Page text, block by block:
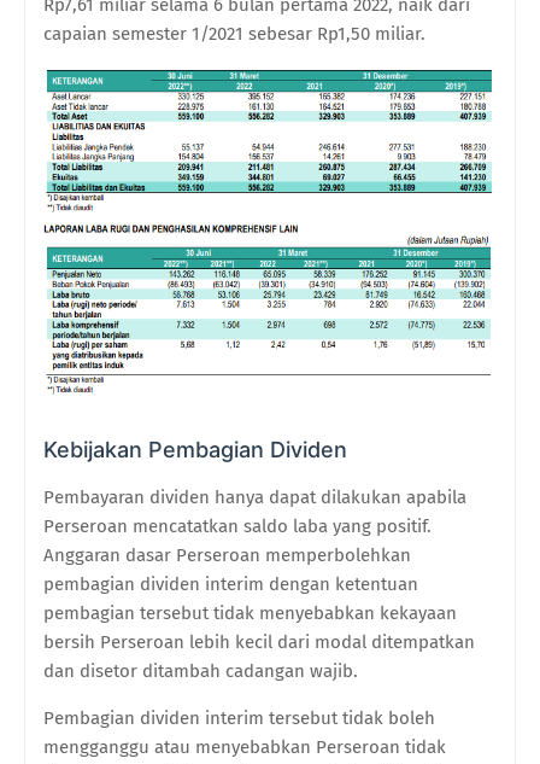
Rp7,61 miliar selama 6 bulan pertama 2022, naik dari
capaian semester 1/2021 sebesar Rp1,50 miliar.
Kebijakan Pembagian Dividen
Pembayaran dividen hanya dapat dilakukan apabila
Perseroan mencatatkan saldo laba yang positif.
Anggaran dasar Perseroan memperbolehkan
pembagian dividen interim dengan ketentuan
pembagian tersebut tidak menyebabkan kekayaan
bersih Perseroan lebih kecil dari modal ditempatkan
dan disetor ditambah cadangan wajib.
Pembagian dividen interim tersebut tidak boleh
mengganggu atau menyebabkan Perseroan tidak